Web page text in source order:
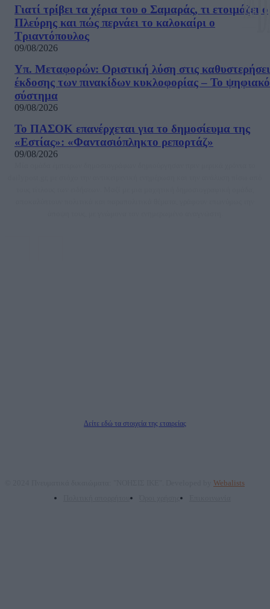
Γιατί τρίβει τα χέρια του ο Σαμαράς, τι ετοιμάζει ο
Πλεύρης και πώς περνάει το καλοκαίρι ο
Τριαντόπουλος
09/08/2026
Υπ. Μεταφορών: Οριστική λύση στις
έκδοσης των πινακίδων κυκλοφορίας – Το ψηφιακό
σύστημα
09/08/2026
Το ΠΑΣΟΚ επανέρχεται για το δημοσίευμα της
«Εστίας»: «Φαντασιόπληκτο ρεπορτάζ»
09/08/2026
Δείτε εδώ τα στοιχεία της εταιρείας
Webalists